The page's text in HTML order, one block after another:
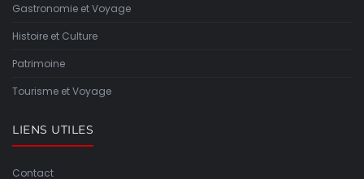
Gastronomie et Voyage
Histoire et Culture
Patrimoine
Tourisme et Voyage
LIENS UTILES
Contact